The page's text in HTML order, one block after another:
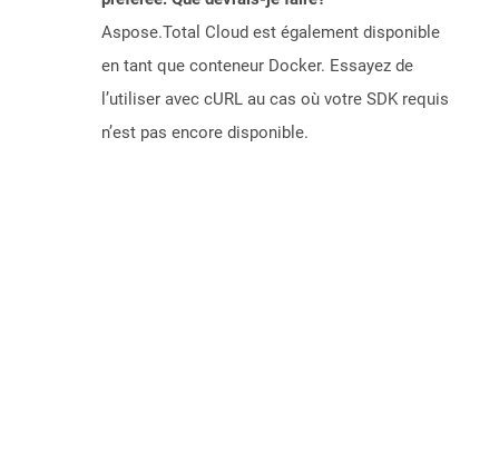
Aspose.Total Cloud est également disponible
en tant que conteneur Docker. Essayez de
l’utiliser avec cURL au cas où votre SDK requis
n’est pas encore disponible.